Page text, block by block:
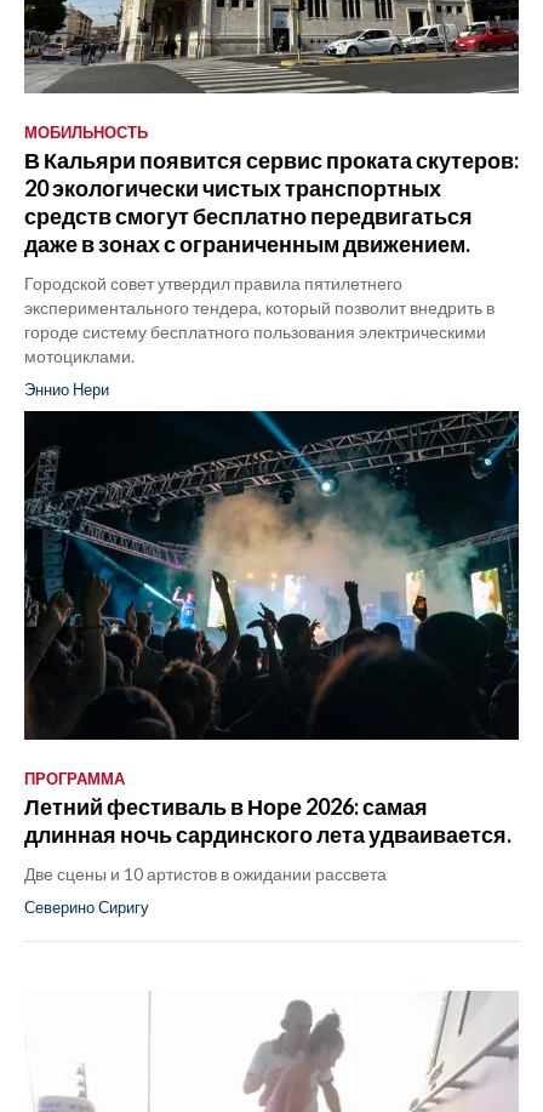
МОБИЛЬНОСТЬ
В Кальяри появится сервис проката скутеров:
20 экологически чистых транспортных
средств смогут бесплатно передвигаться
даже в зонах с ограниченным движением.
Городской совет утвердил правила пятилетнего
экспериментального тендера, который позволит внедрить в
городе систему бесплатного пользования электрическими
мотоциклами.
Эннио Нери
ПРОГРАММА
Летний фестиваль в Норе 2026: самая
длинная ночь сардинского лета удваивается.
Две сцены и 10 артистов в ожидании рассвета
Северино Сиригу